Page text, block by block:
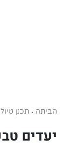
הביתה • תכנן טיול
יעדים